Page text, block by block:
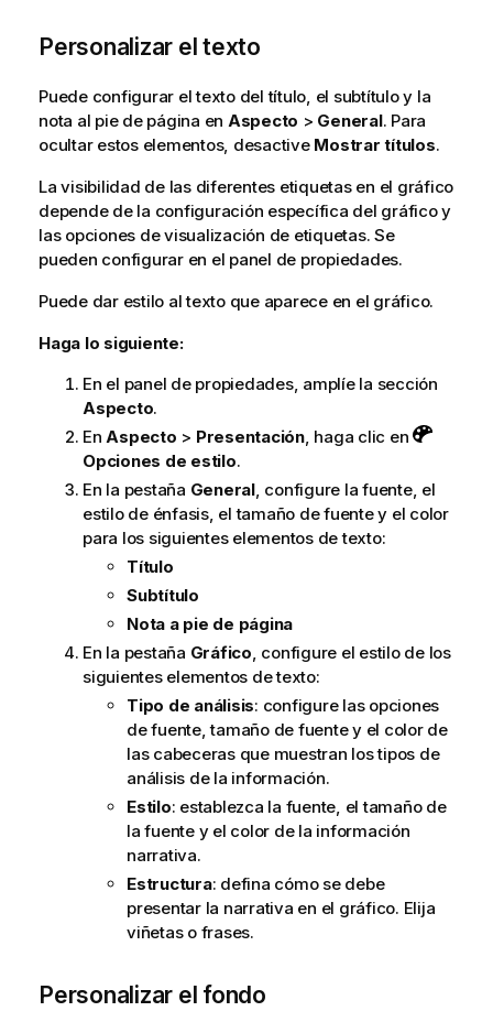
Personalizar el texto
Puede configurar el texto del título, el subtítulo y la
nota al pie de página en Aspecto > General. Para
ocultar estos elementos, desactive Mostrar títulos.
La visibilidad de las diferentes etiquetas en el gráfico
depende de la configuración específica del gráfico y
las opciones de visualización de etiquetas. Se
pueden configurar en el panel de propiedades.
Puede dar estilo al texto que aparece en el gráfico.
Haga lo siguiente:
En el panel de propiedades, amplíe la sección
Aspecto.
EnAspecto > Presentación, haga clic en
Opciones de estilo.
En la pestaña General, configure la fuente, el
estilo de énfasis, el tamaño de fuente y el color
para los siguientes elementos de texto:
Título
Subtítulo
Nota a pie de página
En la pestaña Gráfico, configure el estilo de los
siguientes elementos de texto:
Tipo de análisis: configure las opciones
de fuente, tamaño de fuente y el color de
las cabeceras que muestran los tipos de
análisis de la información.
Estilo: establezca la fuente, el tamaño de
la fuente y el color de la información
narrativa.
Estructura: defina cómo se debe
presentar la narrativa en el gráfico. Elija
viñetas o frases.
Personalizar el fondo